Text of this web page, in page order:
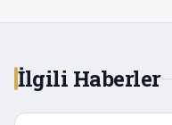
İlgili Haberler